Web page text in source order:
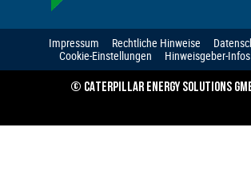
Impressum Rechtliche Hinweise
Cookie-Einstellungen
Hinweisgeber-Infos
© CATERPILLAR ENERGY SOLUTIONS